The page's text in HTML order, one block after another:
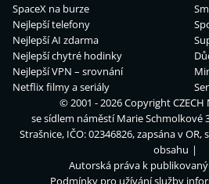
SpaceX na burze
Nejlepší telefony
Nejlepší AI zdarma
Nejlepší chytré hodinky
Nejlepší VPN – srovnání
Netflix filmy a seriály
© 2001 - 2026 CopyrightCZECH
se sídlem náměstí Marie Schmolkové
Strašnice, IČO: 02346826, zapsána v OR,
obsahu
Autorská práva k
Podmínky pro užívání služby